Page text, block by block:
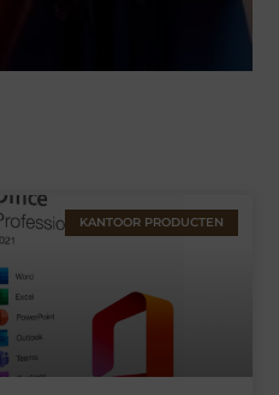
KANTOOR PRODUCTEN